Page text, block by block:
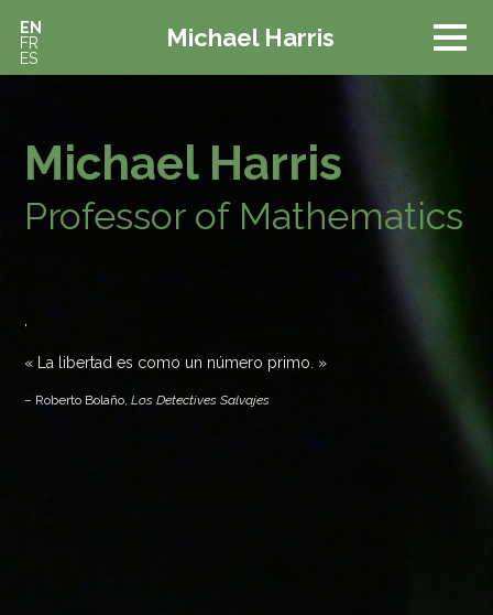
EN
FR
ES
Michael Harris
Michael Harris
Professor of Mathematics
'
La libertad es como un número primo.
– Roberto Bolaño,Los Detectives Salvajes